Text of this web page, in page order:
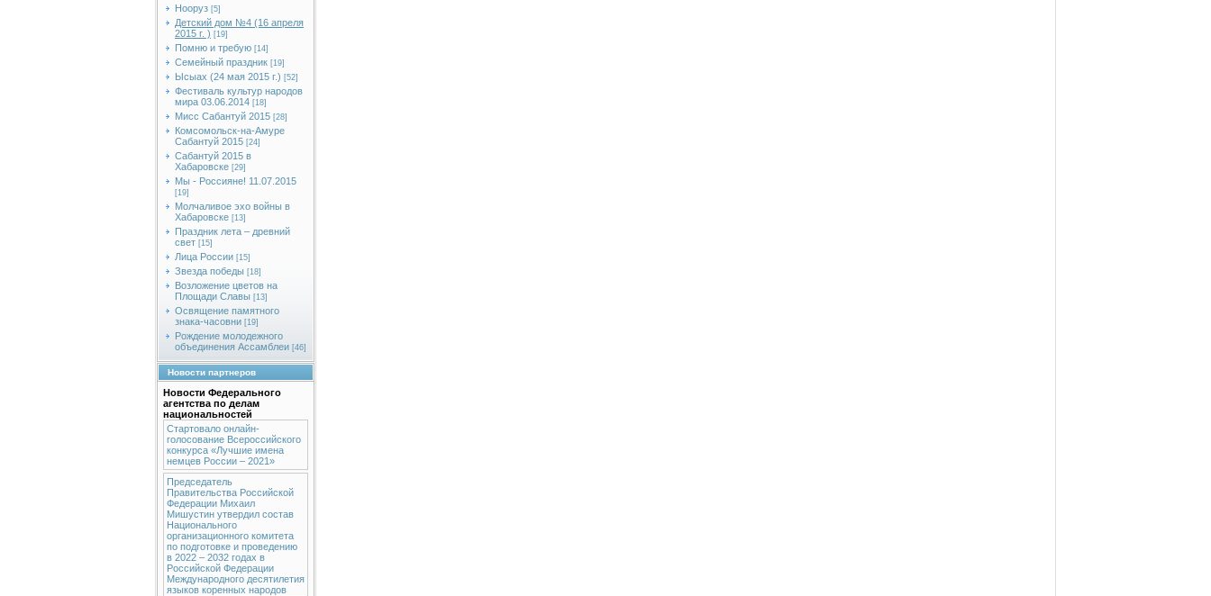
Нооруз [5]
Детский дом №4 (16 апреля
2015 г. ) [19]
Помню и требую [14]
Семейный праздник [19]
Ысыах (24 мая 2015 г.) [52]
Фестиваль культур народов
мира 03.06.2014 [18]
Мисс Сабантуй 2015 [28]
Комсомольск-на-Амуре
Сабантуй 2015 [24]
Сабантуй 2015 в
Хабаровске [29]
Мы - Россияне! 11.07.2015
[19]
Молчаливое эхо войны в
Хабаровске [13]
Праздник лета – древний
свет [15]
Лица России [15]
Звезда победы [18]
Возложение цветов на
Площади Славы [13]
Освящение памятного
знака-часовни [19]
Рождение молодежного
объединения Ассамблеи [46]
Новости партнеров
Новости Федерального
агентства по делам
национальностей
Стартовало онлайн-
голосование Всероссийского
конкурса «Лучшие имена
немцев России – 2021»
Председатель
Правительства Российской
Федерации Михаил
Мишустин утвердил состав
Национального
организационного комитета
по подготовке и проведению
в 2022 – 2032 годах в
Российской Федерации
Международного десятилетия
языков коренных народов